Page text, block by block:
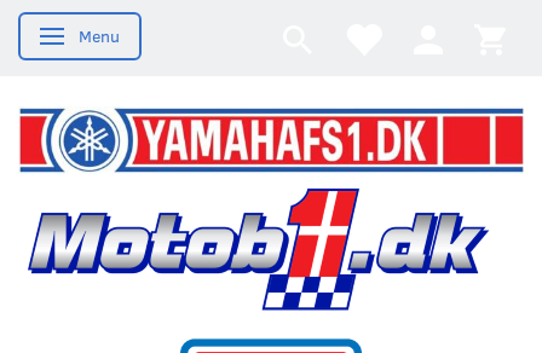
Skifte navigation
Menu